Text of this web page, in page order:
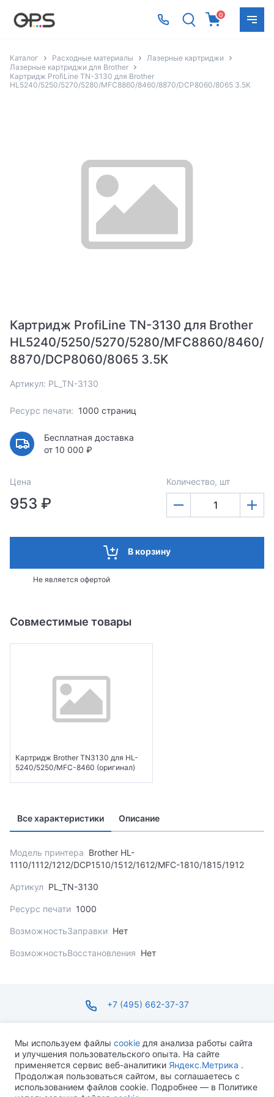
0
Каталог Расходные материалы
Лазерные картриджи
Лазерные картриджи для Brother
Картридж ProfiLine TN-3130 для Brother
HL5240/5250/5270/5280/MFC8860/8460/8870/DCP8060/8065 3.5K
Картридж ProfiLine TN-3130 для Brother
HL5240/5250/5270/5280/MFC8860/8460/
8870/DCP8060/8065 3.5K
Артикул: PL_TN-3130
Ресурс печати: 1000 страниц
Бесплатная доставка
от 10 000 ₽
Цена
953 ₽
Количество, шт
В корзину
Не является офертой
Совместимые товары
Картридж Brother TN3130 для HL-
5240/5250/MFC-8460 (оригинал)
Все характеристики Описание
Модель принтера Brother HL-
1110/1112/1212/DCP1510/1512/1612/MFC-1810/1815/1912
Артикул PL_TN-3130
Ресурс печати 1000
ВозможностьЗаправки Нет
ВозможностьВосстановления Нет
+7 (495) 662-37-37
ПН-ПТ С 09:00 ДО 18:00 СБ-ВС ВЫХОДНОЙ
Мы используем файлы cookie для анализа работы сайта
и улучшения пользовательского опыта. На сайте
применяется сервис веб-аналитики Яндекс.Метрика .
Продолжая пользоваться сайтом, вы соглашаетесь с
использованием файлов cookie. Подробнее — в Политике